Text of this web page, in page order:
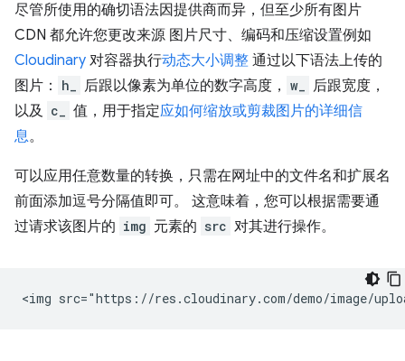
尽管所使用的确切语法因提供商而异，但至少所有图片
CDN 都允许您更改来源 图片尺寸、编码和压缩设置例如
Cloudinary 对容器执行动态大小调整 通过以下语法上传的
图片：
h_ 后跟以像素为单位的数字高度， w_
后跟宽度，
以及 c_ 值，用于指定应如何缩放或剪裁图片的详细信
息。
可以应用任意数量的转换，只需在网址中的文件名和扩展名
前面添加逗号分隔值即可。 这意味着，您可以根据需要通
过请求该图片的 img 元素的 src 对其进行操作。